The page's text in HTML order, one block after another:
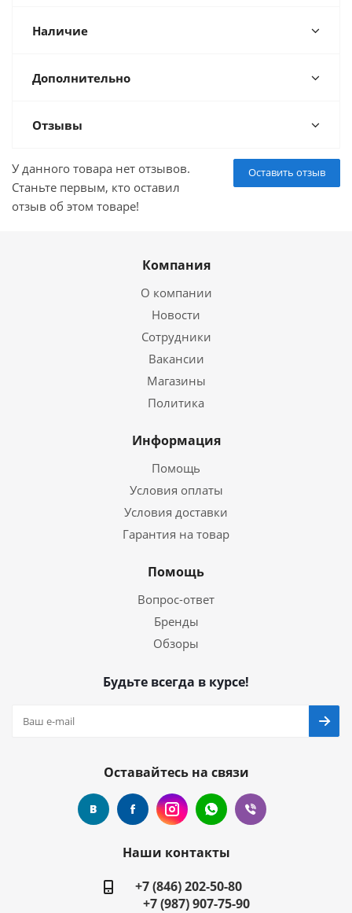
Наличие
Дополнительно
Отзывы
Оставить отзыв
У данного товара нет отзывов.
Станьте первым, кто оставил
отзыв об этом товаре!
Компания
О компании
Новости
Сотрудники
Вакансии
Магазины
Политика
Информация
Помощь
Условия оплаты
Условия доставки
Гарантия на товар
Помощь
Вопрос-ответ
Бренды
Обзоры
Будьте всегда в курсе!
Оставайтесь на связи
Наши контакты
+7 (846) 202-50-80
+7 (987) 907-75-90